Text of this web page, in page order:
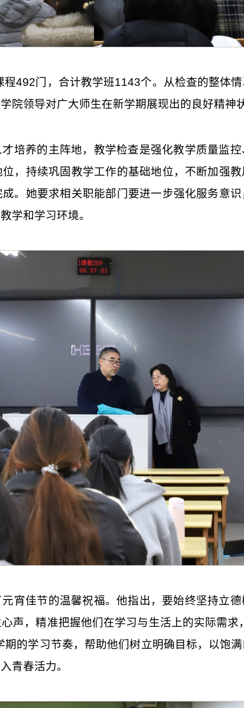
492门，合计教学班1143个。从检查的整体
院领导对广大师生在新学期展现出的良好精神
培养的主阵地，教学检查是强化教学质量监控
，持续巩固教学工作的基础地位，不断加强教
。她要求相关职能部门要进一步强化服务意
学和学习环境。
宵佳节的温馨祝福。他指出，要始终坚持立
声，精准把握他们在学习与生活上的实际需求
期的学习节奏，帮助他们树立明确目标，以饱
青春活力。